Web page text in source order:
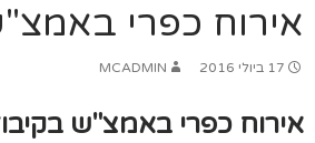
אירוח כפרי
17 ביולי 2016 MCADMIN
אירוח כפרי באמצ"ש